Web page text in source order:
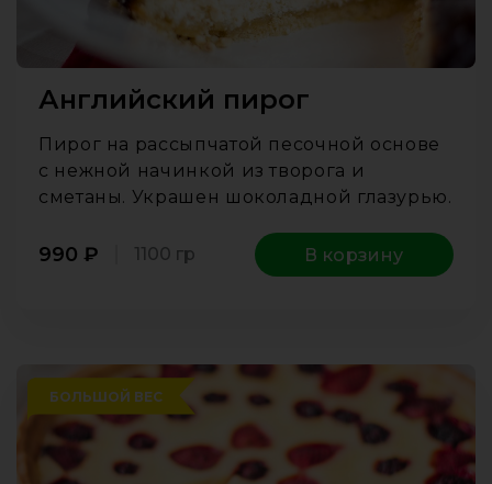
Английский пирог
Пирог на рассыпчатой песочной основе
с нежной начинкой из творога и
сметаны. Украшен шоколадной глазурью.
990 ₽ 1100 гр В корзину
БОЛЬШОЙ ВЕС